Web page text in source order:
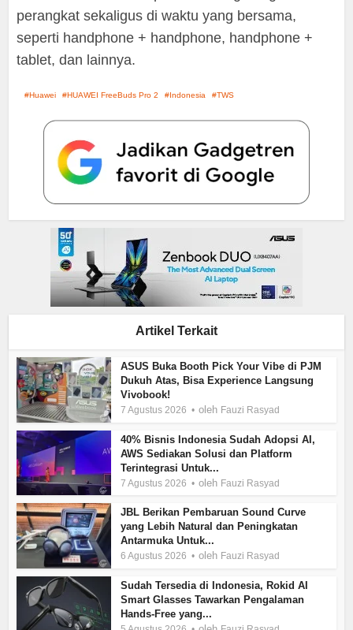
perangkat sekaligus di waktu yang bersama,
seperti handphone + handphone, handphone +
tablet, dan lainnya.
Huawei HUAWEI FreeBuds Pro 2 Indonesia TWS
Artikel Terkait
ASUS Buka Booth Pick Your Vibe di PJM
Dukuh Atas, Bisa Experience Langsung
Vivobook!
7 Agustus 2026 oleh Fauzi Rasyad
40% Bisnis Indonesia Sudah Adopsi AI,
AWS Sediakan Solusi dan Platform
Terintegrasi Untuk...
7 Agustus 2026 oleh Fauzi Rasyad
JBL Berikan Pembaruan Sound Curve
yang Lebih Natural dan Peningkatan
Antarmuka Untuk...
6 Agustus 2026 oleh Fauzi Rasyad
Sudah Tersedia di Indonesia, Rokid AI
Smart Glasses Tawarkan Pengalaman
Hands-Free yang...